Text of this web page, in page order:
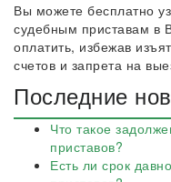
Вы можете бесплатно
судебным приставам в
оплатить, избежав
счетов и запрета на
Последние
Что такое
приставов?
Есть ли срок